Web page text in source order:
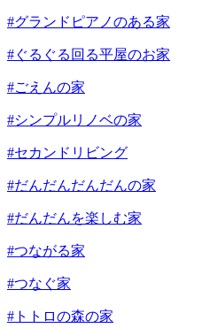
#グランドピアノのある家
#ぐるぐる回る平屋のお家
#ごえんの家
#シンプルリノベの家
#セカンドリビング
#だんだんだんだんの家
#だんだんを楽しむ家
#つながる家
#つなぐ家
#トトロの森の家